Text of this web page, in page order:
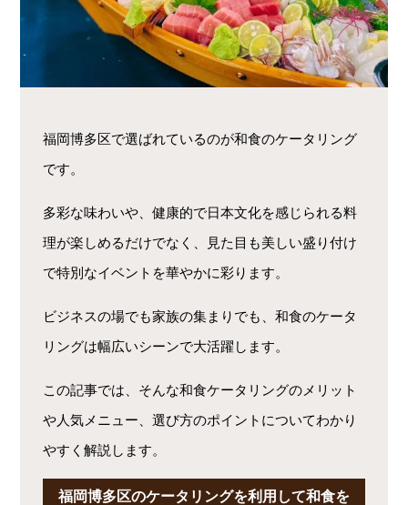
福岡博多区で選ばれているのが和食のケータリング
です。
多彩な味わいや、健康的で日本文化を感じられる料
理が楽しめるだけでなく、見た目も美しい盛り付け
で特別なイベントを華やかに彩ります。
ビジネスの場でも家族の集まりでも、和食のケータ
リングは幅広いシーンで大活躍します。
この記事では、そんな和食ケータリングのメリット
や人気メニュー、選び方のポイントについてわかり
やすく解説します。
福岡博多区のケータリングを利用して和食を